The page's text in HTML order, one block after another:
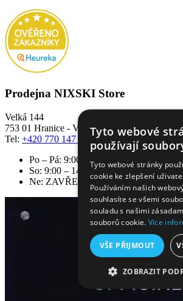
Prodejna NIXSKI Store
Velká 144
753 01 Hranice - Velká
Tel: +420 770 147 322
Po – Pá: 9:00 – 18:00
So: 9:00 – 14:00
Ne: ZAVŘENO
Tyto webové
používají
Tyto webové stránky
cookie ke zlepšení
Používáním našich
souhlasíte se všemi
souladu s našimi
souborů cookie. Více
VŠE PŘIJMOUT
ZOBRAZIT
NEZBYTNĚ